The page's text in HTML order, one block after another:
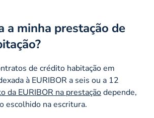
a minha prestação de
de crédito habitação em
à EURIBOR a seis ou a 12
da EURIBOR na prestaçãodepende,
escolhido na escritura.